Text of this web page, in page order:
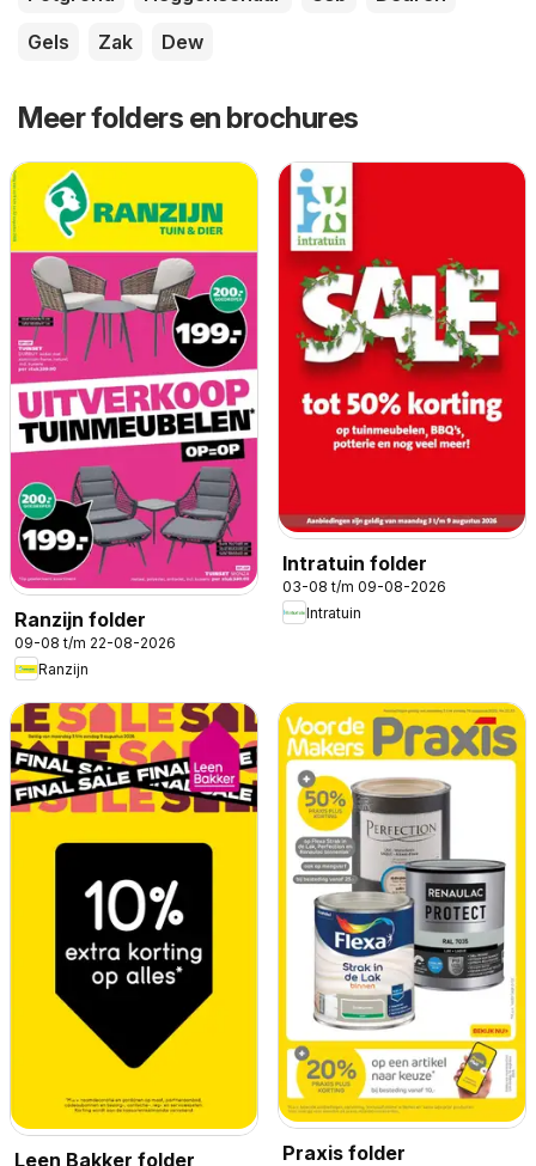
Gels
Zak Dew
Meer folders en brochures
Ranzijn folder
09-08 t/m 22-08-2026
Ranzijn
Intratuin folder
03-08 t/m 09-08-2026
Intratuin
Leen Bakker folder Praxis folder